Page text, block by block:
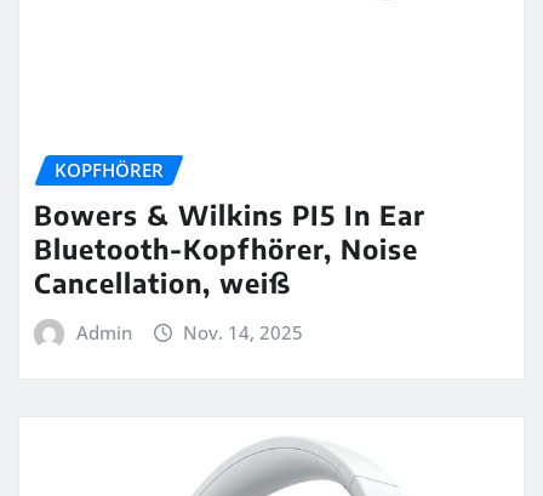
KOPFHÖRER
Bowers & Wilkins PI5 In Ear
Bluetooth-Kopfhörer, Noise
Cancellation, weiß
Admin Nov. 14, 2025